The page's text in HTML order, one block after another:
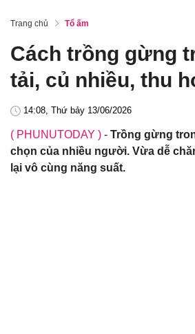
Trang chủ Tổ ấm
Cách trồng gừng
tải, củ nhiều, thu
14:08, Thứ bảy 13/06/2026
( PHUNUTODAY ) - Trồng gừng
chọn của nhiều người. Vừa dễ
lại vô cùng năng suất.